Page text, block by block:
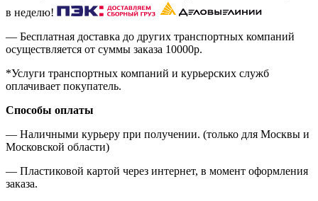
в неделю!
— Бесплатная доставка до других транспортных компаний
осуществляется от суммы заказа 10000р.
*Услуги транспортных компаний и курьерских служб
оплачивает покупатель.
Способы оплаты
— Наличными курьеру при получении. (только для Москвы и
Московской области)
— Пластиковой картой через интернет, в момент оформления
заказа.